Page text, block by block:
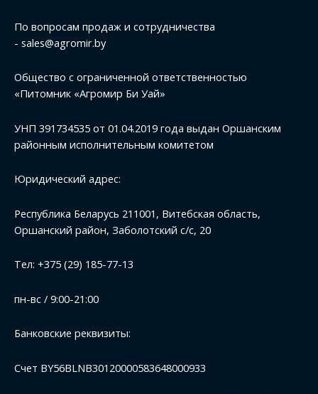
По вопросам продаж и сотрудничества
- sales@agromir.by
Общество с ограниченной ответственностью
«Питомник «Агромир Би Уай»
УНП 391734535 от 01.04.2019 года выдан Оршанским
районным исполнительным комитетом
Юридический адрес:
Республика Беларусь 211001, Витебская область,
Оршанский район, Заболотский с/с, 20
Тел: +375 (29) 185-77-13
пн-вс / 9:00-21:00
Банковские реквизиты:
Счет BY56BLNB30120000583648000933